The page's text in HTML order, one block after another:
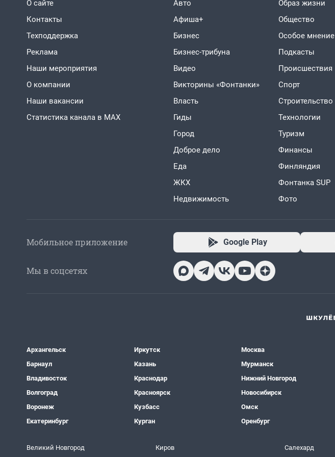
О сайте
Контакты
Техподдержка
Реклама
Наши мероприятия
О компании
Наши вакансии
Статистика канала в MAX
Авто
Афиша+
Бизнес
Бизнес-трибуна
Видео
Викторины «Фонтанки»
Власть
Гиды
Город
Доброе дело
Еда
ЖКХ
Недвижимость
Образ жизни
Общество
Особое мнение
Подкасты
Проиcшествия
Спорт
Строительство
Технологии
Туризм
Финансы
Финляндия
Фонтанка SUP
Фото
Мобильное приложение Google Play
Мы в соцсетях
Архангельск
Барнаул
Владивосток
Волгоград
Воронеж
Екатеринбург
Иркутск
Казань
Краснодар
Красноярск
Кузбасс
Курган
Москва
Мурманск
Нижний Новгород
Новосибирск
Омск
Оренбург
Великий Новгород Киров Салехард